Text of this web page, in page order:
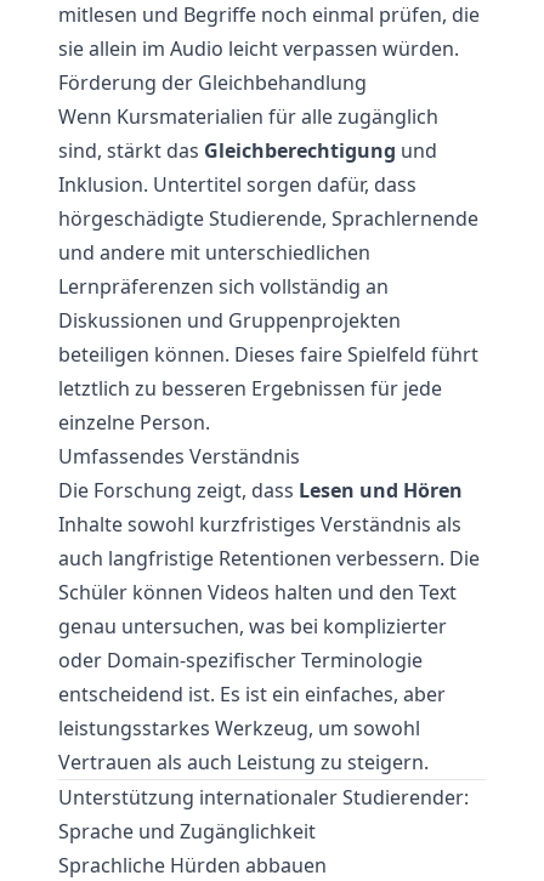
mitlesen und Begriffe noch einmal prüfen, die
sie allein im Audio leicht verpassen würden.
Förderung der Gleichbehandlung
Wenn Kursmaterialien für alle zugänglich
sind, stärkt das Gleichberechtigung und
Inklusion. Untertitel sorgen dafür, dass
hörgeschädigte Studierende, Sprachlernende
und andere mit unterschiedlichen
Lernpräferenzen sich vollständig an
Diskussionen und Gruppenprojekten
beteiligen können. Dieses faire Spielfeld führt
letztlich zu besseren Ergebnissen für jede
einzelne Person.
Umfassendes Verständnis
Die Forschung zeigt, dass Lesen und Hören
Inhalte sowohl kurzfristiges Verständnis als
auch langfristige Retentionen verbessern. Die
Schüler können Videos halten und den Text
genau untersuchen, was bei komplizierter
oder Domain-spezifischer Terminologie
entscheidend ist. Es ist ein einfaches, aber
leistungsstarkes Werkzeug, um sowohl
Vertrauen als auch Leistung zu steigern.
Unterstützung internationaler Studierender:
Sprache und Zugänglichkeit
Sprachliche Hürden abbauen